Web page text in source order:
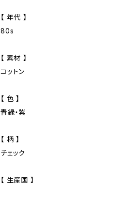
【 年代 】
80s
【 素材 】
コットン
【 色 】
青緑・紫
【 柄 】
チェック
【 生産国 】